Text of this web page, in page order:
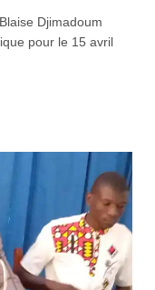
Djimadoum
pour le 15 avril